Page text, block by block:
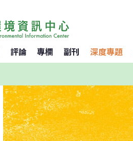
評論 專欄 副刊 深度專題